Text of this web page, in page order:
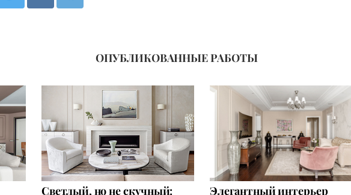
ОПУБЛИКОВАННЫЕ РАБОТЫ
Светлый, но не скучный:
Элегантный интерьер